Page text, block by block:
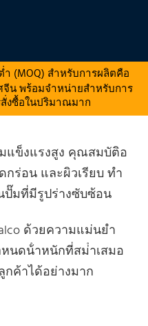
(MOQ) สำหรับการผลิตคือ
จีน พร้อมจำหน่ายสำหรับการ
งซื้อในปริมาณมาก
แข็งแรงสูง คุณสมบัติอ
ร่อน และผิวเรียบ ทํา
ปั๊มที่มีรูปร่างซับซ้อน
ด้วยความแม่นยํา
นดน้ําหนักที่สม่ําเสมอ
ค้าได้อย่างมาก